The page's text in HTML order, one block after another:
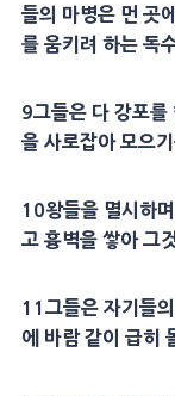
들의 마병은 먼 곳
를 움키려 하는 독
9그들은 다 강포를
을 사로잡아 모으
10왕들을 멸시 하며
고 흉벽을 쌓아 그
11 그들은 자기들
에 바람같이 급히